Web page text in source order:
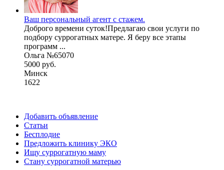
Ваш персональный агент с стажем.
Доброго времени суток!Предлагаю свои услуги по
подбору суррогатных матере. Я беру все этапы
программ ...
Ольга №65070
5000 руб.
Минск
1622
Добавить объявление
Статьи
Бесплодие
Предложить клинику ЭКО
Ищу суррогатную маму
Стану суррогатной матерью